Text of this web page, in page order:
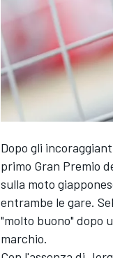
MONOPOSTO
Dopo gli
primo Gran Premio
sulla moto
entrambe le gare.
"molto buono" dopo
marchio.